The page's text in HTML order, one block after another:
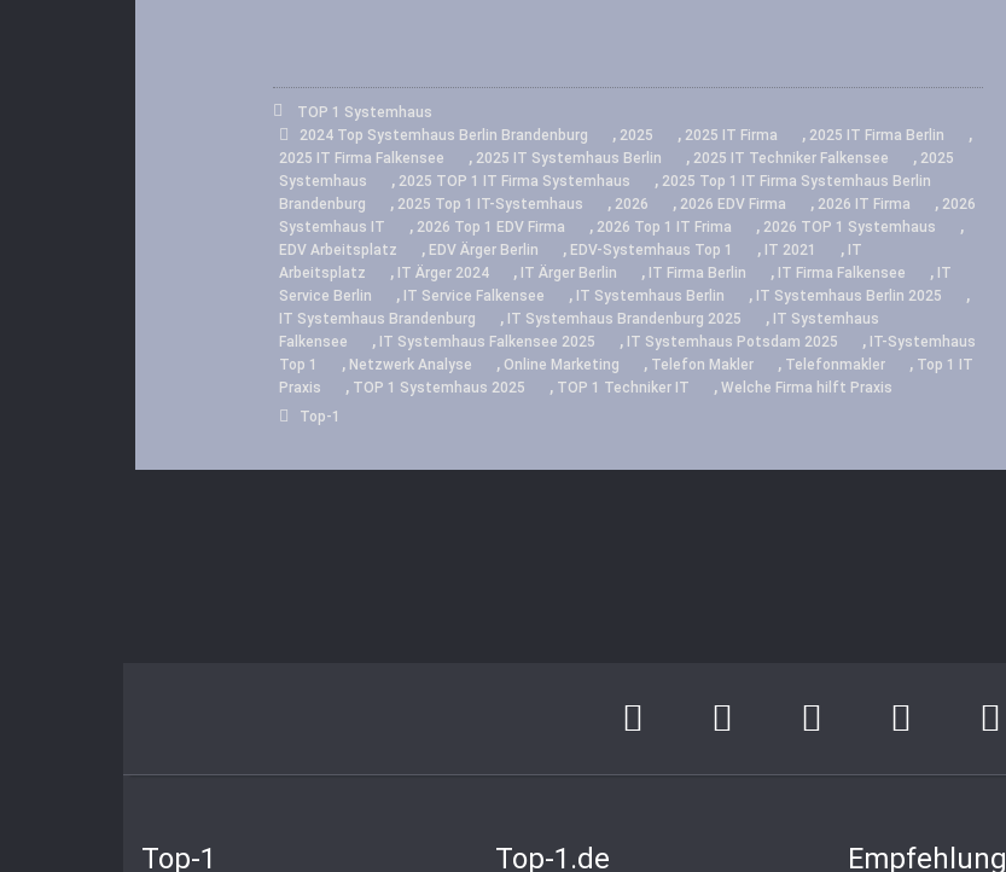
TOP 1 Systemhaus
2024 Top Systemhaus Berlin Brandenburg
, 2025 , 2025 IT Firma , 2025 IT Firma Berlin ,
2025 IT Firma Falkensee , 2025 IT Systemhaus Berlin , 2025 IT Techniker Falkensee , 2025
Systemhaus
, 2025 TOP 1 IT Firma Systemhaus , 2025 Top 1 IT Firma Systemhaus Berlin
Brandenburg
, 2025 Top 1 IT-Systemhaus , 2026 , 2026 EDV Firma , 2026 IT Firma , 2026
Systemhaus IT
, 2026 Top 1 EDV Firma , 2026 Top 1 IT Frima , 2026 TOP 1 Systemhaus ,
EDV Arbeitsplatz , EDV Ärger Berlin , EDV-Systemhaus Top 1 , IT 2021 , IT
Arbeitsplatz
, IT Ärger 2024 , IT Ärger Berlin , IT Firma Berlin , IT Firma Falkensee , IT
Service Berlin
, IT Service Falkensee , IT Systemhaus Berlin , IT Systemhaus Berlin 2025 ,
IT Systemhaus Brandenburg , IT Systemhaus Brandenburg 2025 , IT Systemhaus
Falkensee
, IT Systemhaus Falkensee 2025 , IT Systemhaus Potsdam 2025 , IT-Systemhaus
Top 1
, Netzwerk Analyse , Online Marketing , Telefon Makler , Telefonmakler , Top 1 IT
Praxis
, TOP 1 Systemhaus 2025 , TOP 1 Techniker IT , Welche Firma hilft Praxis
Top-1
Top-1 Top-1.de Empfehlung